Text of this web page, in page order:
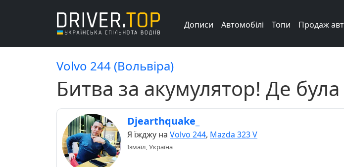
Дописи Автомобілі Топи Продаж
Volvo 244 (Вольвіра)
Битва за акумулятор! Де була
Djearthquake_
Я їжджу на Volvo 244, Mazda 323 V
Ізмаїл, Україна